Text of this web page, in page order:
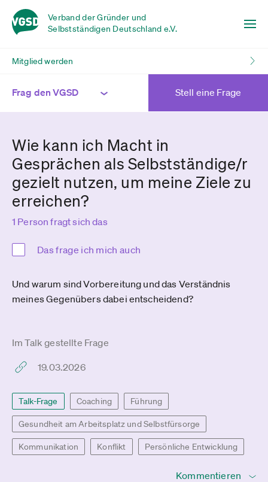
Verband der Gründer und
Selbstständigen Deutschland e.V.
Mitglied werden
Frag den VGSD Stell eine Frage
Wie kann ich Macht in
Gesprächen als Selbstständige/r
gezielt nutzen, um meine Ziele zu
erreichen?
1 Person fragt sich das
Das frage ich mich auch
Und warum sind Vorbereitung und das Verständnis
meines Gegenübers dabei entscheidend?
Im Talk gestellte Frage
19.03.2026
Talk-Frage Coaching Führung
Gesundheit am Arbeitsplatz und Selbstfürsorge
Kommunikation Konflikt Persönliche Entwicklung
Kommentieren